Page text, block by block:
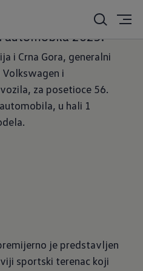
automobila 2025.
i Crna Gora, generalni
i
za posetioce 56.
u hali 1
je predstavljen
sportski terenac koji